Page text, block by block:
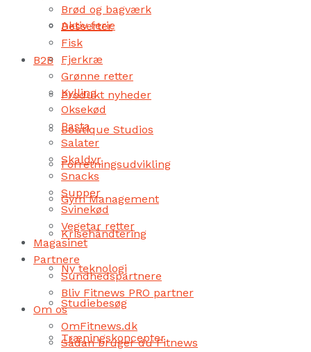
Aktiv ferie
B2B
Produkt nyheder
Boutique Studios
Forretningsudvikling
Gym Management
Krisehåndtering
Ny teknologi
Studiebesøg
Træningskoncepter
Brød og bagværk
Desserter
Fisk
Fjerkræ
Grønne retter
Kylling
Oksekød
Pasta
Salater
Skaldyr
Snacks
Supper
Svinekød
Vegetar retter
Magasinet
Partnere
Sundhedspartnere
Bliv Fitnews PRO partner
Om os
OmFitnews.dk
Sådan bruger du Fitnews